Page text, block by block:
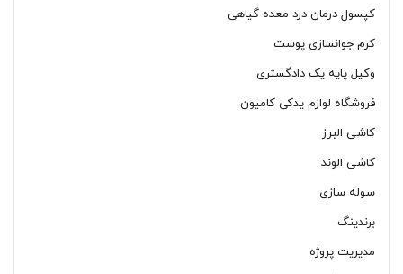
کپسول درمان درد معده گیاهی
کرم جوانسازی پوست
وکیل پایه یک دادگستری
فروشگاه لوازم یدکی کامیون
کاشی البرز
کاشی الوند
سوله سازی
برندینگ
مدیریت پروژه